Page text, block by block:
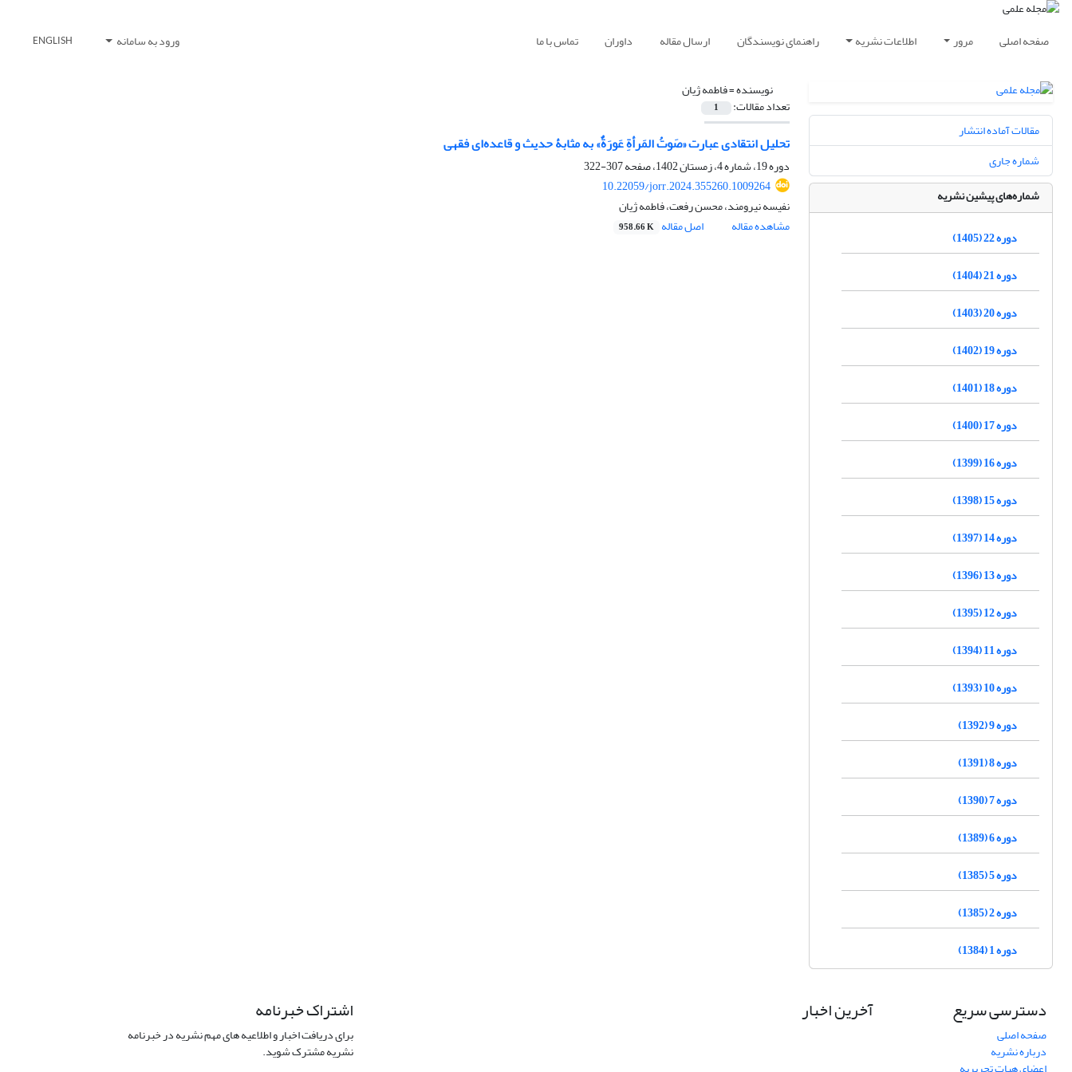
صفحه اصلی مرور اطلاعات نشریه راهنمای نویسندگان ارسال مقاله داوران تماس با ما ورود به سامانه ENGLISH
نویسنده =فاطمه ژیان
تعداد مقالات: 1
تحلیل انتقادی عبارت «صَوتُ المَرأةِ عَورَةٌ» به مثابۀ حدیث و قاعده‌ای فقهی
دوره 19، شماره 4، زمستان 1402، صفحه
307-322
10.22059/jorr.2024.355260.1009264
نفیسه نیرومند، محسن رفعت، فاطمه ژیان
مشاهده مقاله
اصل مقاله 958.66 K
مقالات آماده انتشار
شماره جاری
شماره‌های پیشین نشریه
دوره 22 (1405)
دوره 21 (1404)
دوره 20 (1403)
دوره 19 (1402)
دوره 18 (1401)
دوره 17 (1400)
دوره 16 (1399)
دوره 15 (1398)
دوره 14 (1397)
دوره 13 (1396)
دوره 12 (1395)
دوره 11 (1394)
دوره 10 (1393)
دوره 9 (1392)
دوره 8 (1391)
دوره 7 (1390)
دوره 6 (1389)
دوره 5 (1385)
دوره 2 (1385)
دوره 1 (1384)
دسترسی سریع
صفحه اصلی
درباره نشریه
آخرین اخبار اشتراک خبرنامه
برای دریافت اخبار و اطلاعیه های مهم نشریه در خبرنامه
نشریه مشترک شوید.